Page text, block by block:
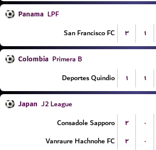
Panama LPF
San Francisco FC
۳ ۱
Colombia Primera B
Deportes Quindio
۱ ۱
Japan J2 League
Consadole Sapporo
۲ ۰
Vanraure Hachnohe FC
۲ ۰